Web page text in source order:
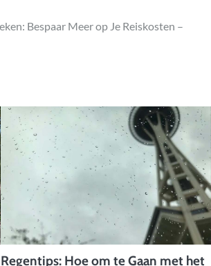
Bespaar Meer op Je Reiskosten –
Regentips: Hoe om te Gaan met het